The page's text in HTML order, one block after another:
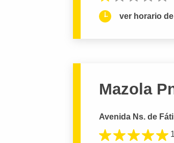
ver horario
Mazola
Avenida Ns. de